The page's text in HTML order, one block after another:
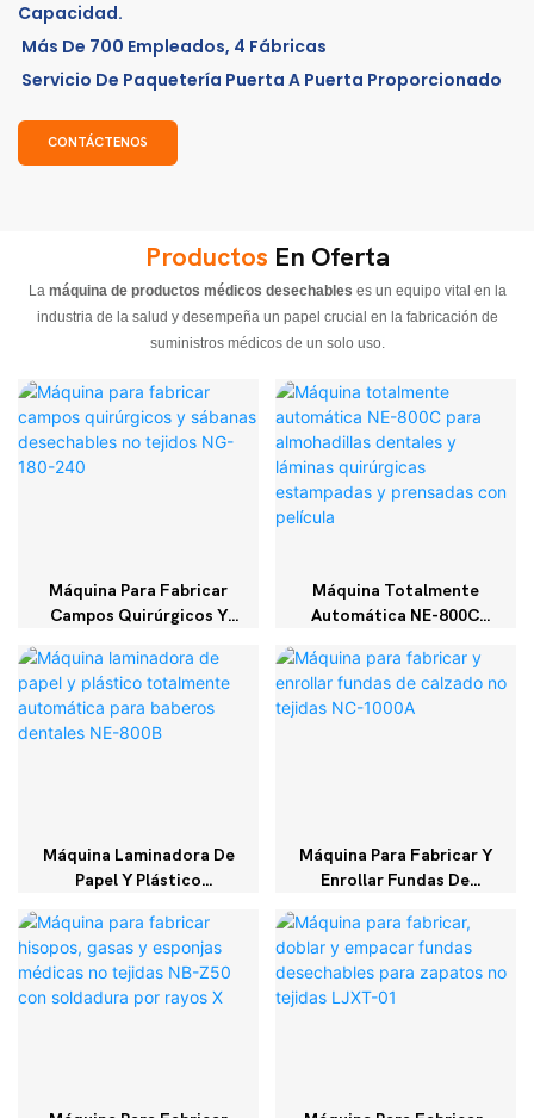
Capacidad.
Más De 700 Empleados, 4 Fábricas
Servicio De Paquetería Puerta A Puerta Proporcionado
CONTÁCTENOS
Productos En Oferta
La máquina de productos médicos desechables es un equipo vital en la
industria de la salud y desempeña un papel crucial en la fabricación de
suministros médicos de un solo uso.
Máquina Para Fabricar
Campos Quirúrgicos Y
Tejidos NG-180-240
Máquina Totalmente
Automática NE-800C
Dentales Y Láminas
Quirúrgicas Estampadas
Y Prensadas Con Película
Máquina Laminadora De
Papel Y Plástico
Para Baberos Dentales
NE-800B
Máquina Para Fabricar Y
Enrollar Fundas De
1000A